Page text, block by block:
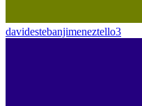
davidestebanjimeneztello3